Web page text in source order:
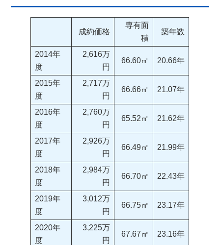
成約価格
専有面
積
築年数
2014年
度
2,616万
円
66.60㎡ 20.66年
2015年
度
2,717万
円
66.66㎡ 21.07年
2016年
度
2,760万
円
65.52㎡ 21.62年
2017年
度
2,926万
円
66.49㎡ 21.99年
2018年
度
2,984万
円
66.70㎡ 22.43年
2019年
度
3,012万
円
66.75㎡ 23.17年
2020年
度
3,225万
円
67.67㎡ 23.16年